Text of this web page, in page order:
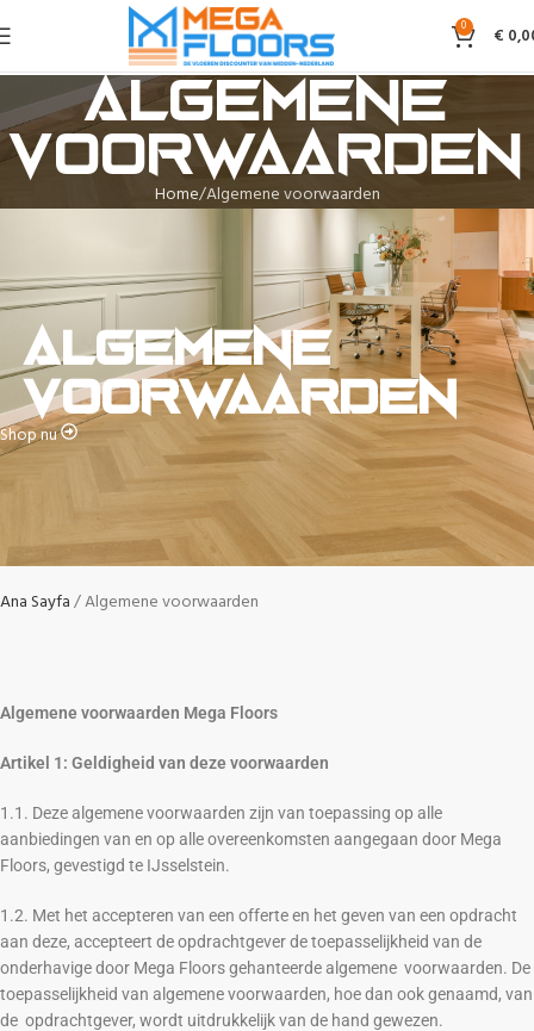
0 €
Algemene
voorwaarden
Home Algemene voorwaarden
Algemene
voorwaarden
Shop nu
Ana Sayfa Algemene voorwaarden
Algemene voorwaarden Mega Floors
Artikel 1: Geldigheid van deze voorwaarden
1.1. Deze algemene voorwaarden zijn van toepassing op alle
aanbiedingen van en op alle overeenkomsten aangegaan door Mega
Floors, gevestigd te IJsselstein.
1.2. Met het accepteren van een offerte en het geven van een opdracht
aan deze, accepteert de opdrachtgever de toepasselijkheid van de
onderhavige door Mega Floors gehanteerde algemene voorwaarden. De
toepasselijkheid van algemene voorwaarden, hoe dan ook genaamd, van
de opdrachtgever, wordt uitdrukkelijk van de hand gewezen.